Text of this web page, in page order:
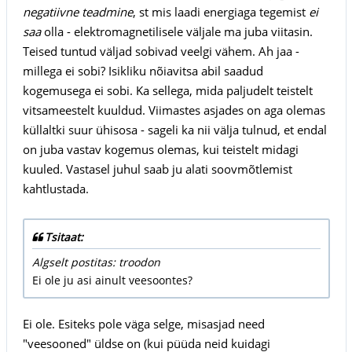
negatiivne teadmine, st mis laadi energiaga tegemist ei
saaolla - elektromagnetilisele väljale ma juba viitasin.
Teised tuntud väljad sobivad veelgi vähem. Ah jaa -
millega ei sobi? Isikliku nõiavitsa abil saadud
kogemusega ei sobi. Ka sellega, mida paljudelt teistelt
vitsameestelt kuuldud. Viimastes asjades on aga olemas
küllaltki suur ühisosa - sageli ka nii välja tulnud, et endal
on juba vastav kogemus olemas, kui teistelt midagi
kuuled. Vastasel juhul saab ju alati soovmõtlemist
kahtlustada.
Tsitaat:
Algselt postitas: troodon
Ei ole ju asi ainult veesoontes?
Ei ole. Esiteks pole väga selge, misasjad need
"veesooned" üldse on (kui püüda neid kuidagi